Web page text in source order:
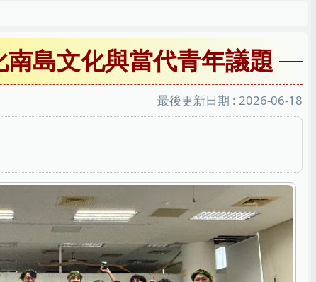
島文化與當代青年議題
最後更新日期 : 2026-06-18